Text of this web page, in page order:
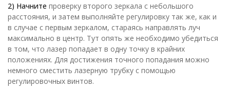
2) Начните проверку второго зеркала с небольшого
расстояния, и затем выполняйте регулировку так же, как и
в случае с первым зеркалом, стараясь направлять луч
максимально в центр. Тут опять же необходимо убедиться
в том, что лазер попадает в одну точку в крайних
положениях. Для достижения точного попадания можно
немного сместить лазерную трубку с помощью
регулировочных винтов.